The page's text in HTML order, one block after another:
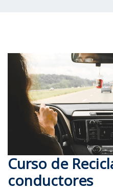
Curso de
conductores